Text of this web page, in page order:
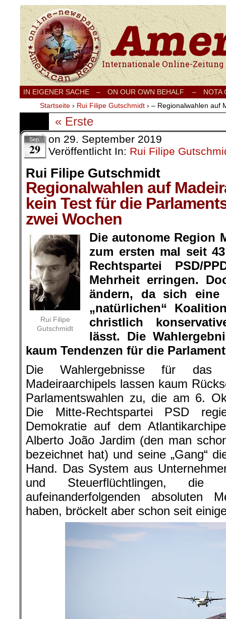
Internationale Onlinezeitung für Frieden,
IN EIGENER SACHE – ON OUR OWN BEHALF –
NOTA
Startseite › Rui Filipe Gutschmidt › – Regionalwahlen auf
« Erste
Sep.
29
on 29. September 2019
Veröffentlicht In: Rui Filipe
Rui Filipe Gutschmidt
Regionalwahlen auf
kein Test für die
zwei Wochen
Rui Filipe
Gutschmidt
Die autonome Region
zum ersten mal seit
Rechtspartei PSD/
Mehrheit erringen.
ändern, da sich
„natürlichen“
christlich
lässt. Die
kaum Tendenzen für die
Die Wahlergebnisse für das
Madeiraarchipels lassen kaum
Parlamentswahlen zu, die am 6.
Die Mitte-Rechtspartei PSD
Demokratie auf dem
Alberto João Jardim (den man
bezeichnet hat) und seine „Gang“
Hand. Das System aus
und Steuerflüchtlingen, die
aufeinanderfolgenden absoluten
haben, bröckelt aber schon seit